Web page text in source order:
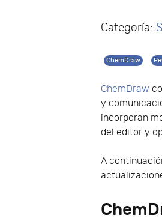
Categoría:
ChemDraw
ChemDraw
y
incorporan
del editor y
A